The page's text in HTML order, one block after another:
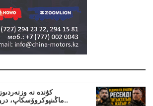
ماڭىنپوكروۆسكاپ، درون ماڭىنداعىنە ج..